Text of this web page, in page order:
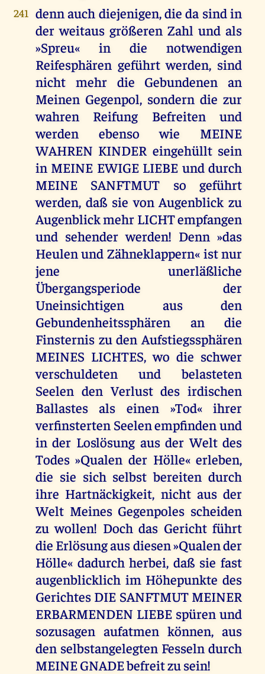
241 denn auch diejenigen, die da sind in
der weitaus größeren Zahl und als
»Spreu« in die notwendigen
Reifesphären geführt werden, sind
nicht mehr die Gebundenen an
Meinen Gegenpol, sondern die zur
wahren Reifung Befreiten und
werden ebenso wie MEINE
WAHREN KINDER eingehüllt sein
in MEINE EWIGE LIEBE und durch
MEINE SANFTMUT so geführt
werden, daß sie von Augenblick zu
Augenblick mehr LICHT empfangen
und sehender werden! Denn »das
Heulen und Zähneklappern« ist nur
jene unerläßliche
Übergangsperiode der
Uneinsichtigen aus den
Gebundenheitssphären an die
Finsternis zu den Aufstiegssphären
MEINES LICHTES, wo die schwer
verschuldeten und belasteten
Seelen den Verlust des irdischen
Ballastes als einen »Tod« ihrer
verfinsterten Seelen empfinden und
in der Loslösung aus der Welt des
Todes »Qualen der Hölle« erleben,
die sie sich selbst bereiten durch
ihre Hartnäckigkeit, nicht aus der
Welt Meines Gegenpoles scheiden
zu wollen! Doch das Gericht führt
die Erlösung aus diesen »Qualen der
Hölle« dadurch herbei, daß sie fast
augenblicklich im Höhepunkte des
Gerichtes DIE SANFTMUT MEINER
ERBARMENDEN LIEBE spüren und
sozusagen aufatmen können, aus
den selbstangelegten Fesseln durch
MEINE GNADE befreit zu sein!